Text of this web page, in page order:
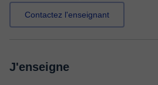
Contactez l'enseignant
J'enseigne